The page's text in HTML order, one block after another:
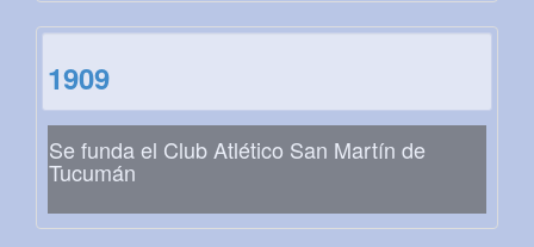
1909
Se funda el Club Atlético San Martín de
Tucumán